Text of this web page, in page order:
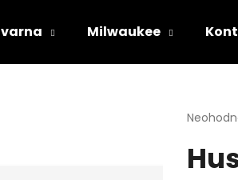
Milwaukee
produktu
je